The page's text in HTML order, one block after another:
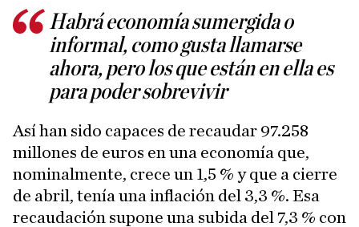
Habrá economía sumergida o
informal, como gusta llamarse
ahora, pero los que están en ella es
para poder sobrevivir
Así han sido capaces de recaudar 97.258
millones de euros en una economía que,
nominalmente, crece un 1,5 % y que a cierre
de abril, tenía una inflación del 3,3 %. Esa
recaudación supone una subida del 7,3 % con